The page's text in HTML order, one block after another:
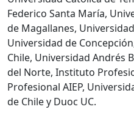
Federico Santa María,
de Magallanes,
Universidad de
Chile, Universidad Andrés
del Norte, Instituto
Profesional AIEP,
de Chile y Duoc UC.